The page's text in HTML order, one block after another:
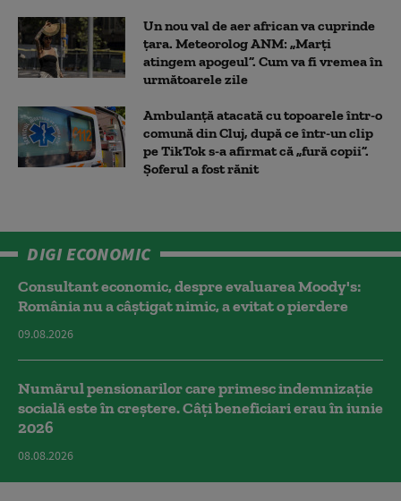
Un nou val de aer african va cuprinde
țara. Meteorolog ANM: „Marți
atingem apogeul”. Cum va fi vremea în
următoarele zile
Ambulanţă atacată cu topoarele într-o
comună din Cluj, după ce într-un clip
pe TikTok s-a afirmat că „fură copii”.
Șoferul a fost rănit
DIGI ECONOMIC
Consultant economic, despre evaluarea Moody's:
România nu a câştigat nimic, a evitat o pierdere
09.08.2026
Numărul pensionarilor care primesc indemnizaţie
socială este în creștere. Câți beneficiari erau în iunie
2026
08.08.2026